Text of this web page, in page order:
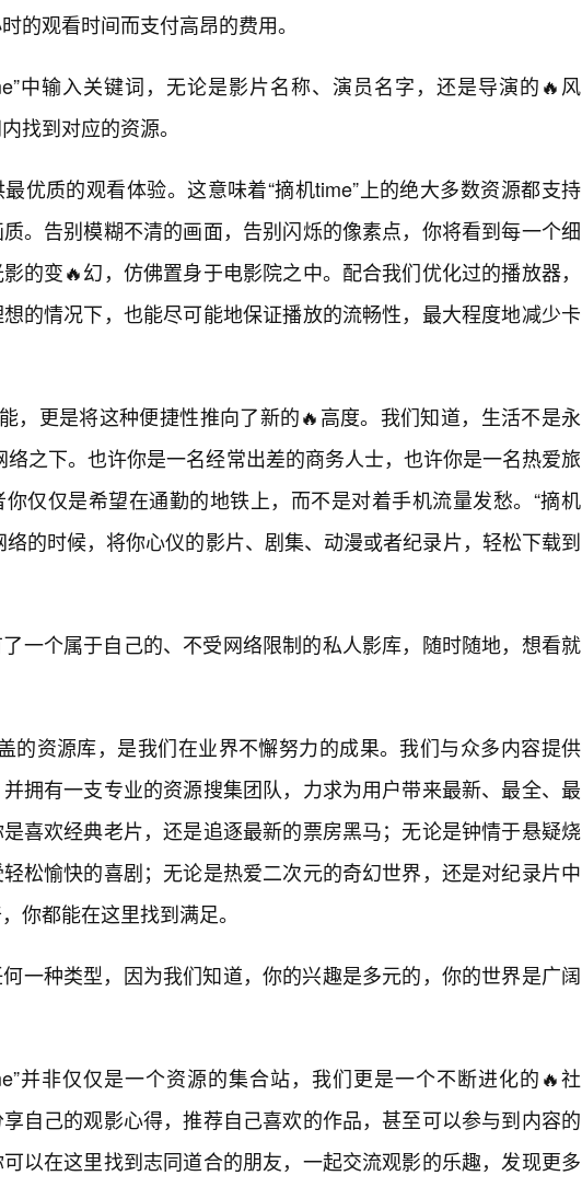
的观看时间而支付高昂的费用。
中输入关键词，无论是影片名称、演员名字，还是导演的🔥风
找到对应的资源。
优质的观看体验。这意味着“摘机time”上的绝大多数资源都支持
。告别模糊不清的画面，告别闪烁的像素点，你将看到每一个细
的变🔥幻，仿佛置身于电影院之中。配合我们优化过的播放器，
的情况下，也能尽可能地保证播放的流畅性，最大程度地减少卡
，更是将这种便捷性推向了新的🔥高度。我们知道，生活不是永
之下。也许你是一名经常出差的商务人士，也许你是一名热爱旅
仅仅是希望在通勤的地铁上，而不是对着手机流量发愁。“摘机
络的时候，将你心仪的影片、剧集、动漫或者纪录片，轻松下载到
一个属于自己的、不受网络限制的私人影库，随时随地，想看就
的资源库，是我们在业界不懈努力的成果。我们与众多内容提供
拥有一支专业的资源搜集团队，力求为用户带来最新、最全、最
喜欢经典老片，还是追逐最新的票房黑马；无论是钟情于悬疑烧
松愉快的喜剧；无论是热爱二次元的奇幻世界，还是对纪录片中
你都能在这里找到满足。
一种类型，因为我们知道，你的兴趣是多元的，你的世界是广阔
并非仅仅是一个资源的集合站，我们更是一个不断进化的🔥社
自己的观影心得，推荐自己喜欢的作品，甚至可以参与到内容的
以在这里找到志同道合的朋友，一起交流观影的乐趣，发现更多